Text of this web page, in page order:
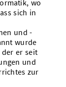
wo
sich in
und -
wurde
der er seit
und
zur